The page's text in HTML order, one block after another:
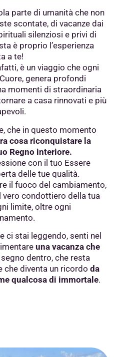
parte di umanità che non
scontate, di vacanze dai
silenziosi e privi di
è proprio l’esperienza
a te!
è un viaggio che ogni
genera profondi
momenti di straordinaria
a casa rinnovati e più
che in questo momento
cosa riconquistare la
Regno interiore.
con il tuo Essere
delle tue qualità.
il fuoco del cambiamento,
vero condottiero della tua
limite, oltre ogni
ci stai leggendo, senti nel
una vacanza che
dentro, che resta
che diventa un ricordo da
qualcosa di immortale.